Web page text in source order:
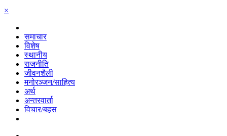
×
समाचार
विशेष
स्थानीय
राजनीति
जीवनशैली
मनोरञ्जन/साहित्य
अर्थ
अन्तरवार्ता
विचार/बहस